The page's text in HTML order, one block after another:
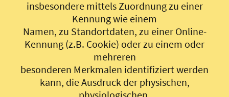
insbesondere mittels Zuordnung zu einer
Kennung wie einem
Namen, zu Standortdaten, zu einer Online-
Kennung (z.B. Cookie) oder zu einem oder
mehreren
besonderen Merkmalen identifiziert werden
kann, die Ausdruck der physischen,